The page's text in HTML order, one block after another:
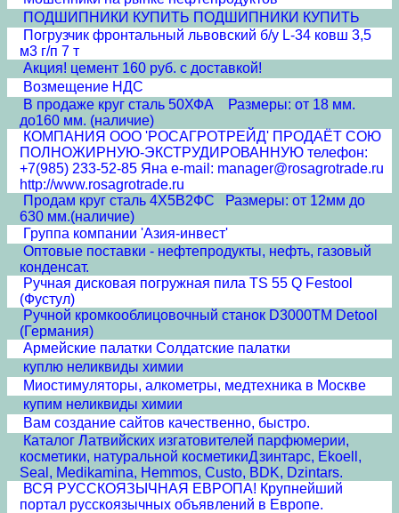
ПОДШИПНИКИ КУПИТЬ ПОДШИПНИКИ КУПИТЬ
Погрузчик фронтальный львовский б/у L-34 ковш 3,5
м3 г/п 7 т
Акция! цемент 160 руб. с доставкой!
Возмещение НДС
В продаже круг сталь 50ХФА Размеры: от 18 мм.
до160 мм. (наличие)
КОМПАНИЯ ООО 'РОСАГРОТРЕЙД' ПРОДАЁТ СОЮ
ПОЛНОЖИРНУЮ-ЭКСТРУДИРОВАННУЮ телефон:
+7(985) 233-52-85 Яна e-mail: manager@rosagrotrade.ru
http://www.rosagrotrade.ru
Продам круг сталь 4Х5В2ФС Размеры: от 12мм до
630 мм.(наличие)
Группа компании 'Азия-инвест'
Оптовые поставки - нефтепродукты, нефть, газовый
конденсат.
Ручная дисковая погружная пила TS 55 Q Festool
(Фустул)
Ручной кромкооблицовочный станок D3000TM Detool
(Германия)
Армейские палатки Солдатские палатки
куплю неликвиды химии
Миостимуляторы, алкометры, медтехника в Москве
купим неликвиды химии
Вам создание сайтов качественно, быстро.
Каталог Латвийских изгатовителей парфюмерии,
косметики, натуральной косметикиДзинтарс, Ekoell,
Seal, Medikamina, Hemmos, Custo, BDK, Dzintars.
ВСЯ РУССКОЯЗЫЧНАЯ ЕВРОПА! Крупнейший
портал русскоязычных объявлений в Европе.